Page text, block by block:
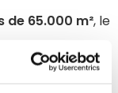
de 65.000 m², le
m² ,